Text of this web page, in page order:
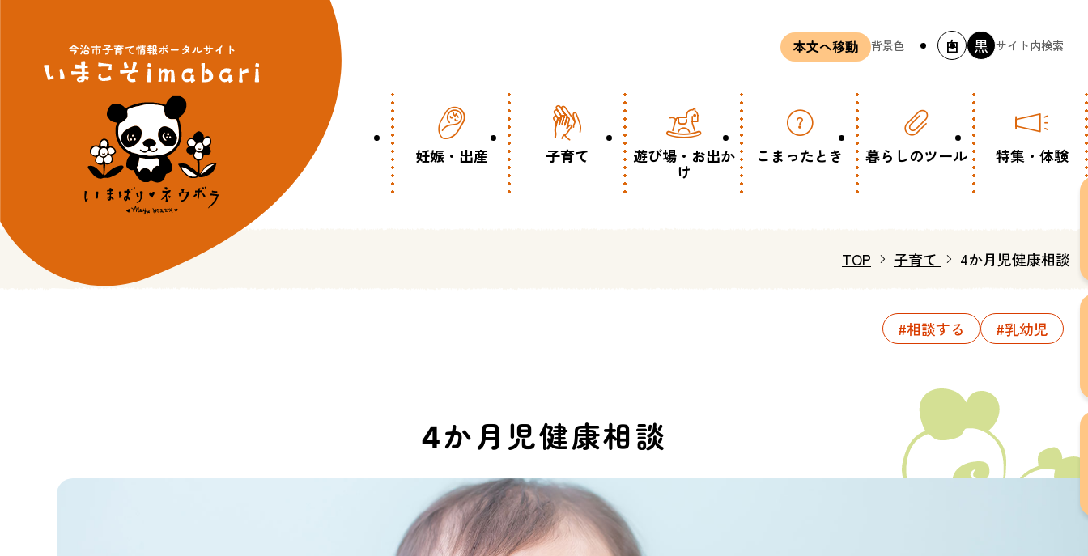
本文へ移動 背景色 白 黒 サイト内検索
妊娠・出産 子育て 遊び場・お出か
け
こまったとき 暮らしのツール 特集・体験
TOP 子育て 4か月児健康相談
#相談する #乳幼児
4か月児健康相談